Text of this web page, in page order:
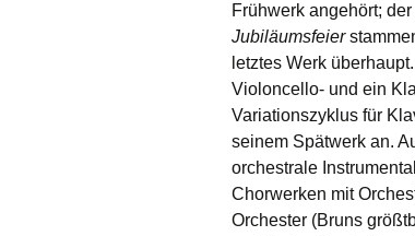
Frühwerk angehört;
Jubiläumsfeier
letztes Werk
Violoncello- und ein
Variationszyklus für
seinem Spätwerk an.
orchestrale
Chorwerken mit
Orchester (Bruns